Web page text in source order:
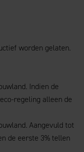
worden gelaten.
Indien de
regeling alleen de
Aangevuld tot
de eerste 3% tellen